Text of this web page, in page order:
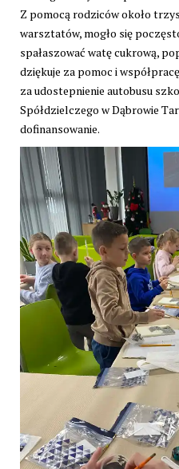
Z pomocą rodziców około
warsztatów, mogło się
spałaszować watę cukrową,
dziękuje za pomoc i
za udostepnienie autobusu
Spółdzielczego w Dąbrowie
dofinansowanie.